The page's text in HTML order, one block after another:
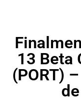
13 Beta
(PORT)